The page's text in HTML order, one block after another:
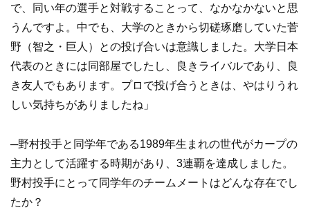
で、同い年の選手と対戦することって、なかなかないと思
うんですよ。中でも、大学のときから切磋琢磨していた菅
野（智之・巨人）との投げ合いは意識しました。大学日本
代表のときには同部屋でしたし、良きライバルであり、良
き友人でもあります。プロで投げ合うときは、やはりうれ
しい気持ちがありましたね」
─野村投手と同学年である1989年生まれの世代がカープの
主力として活躍する時期があり、3連覇を達成しました。
野村投手にとって同学年のチームメートはどんな存在でし
たか？